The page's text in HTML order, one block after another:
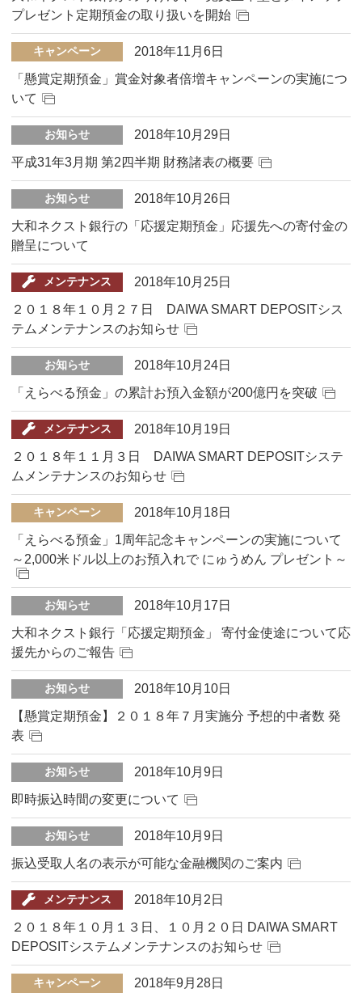
プレゼント定期預金の取り扱いを開始
キャンペーン
2018年11月6日
「懸賞定期預金」賞金対象者倍増キャンペーンの実施につ
いて
お知らせ
2018年10月29日
平成31年3月期 第2四半期 財務諸表の概要
お知らせ
2018年10月26日
大和ネクスト銀行の「応援定期預金」応援先への寄付金の
贈呈について
メンテナンス
2018年10月25日
２０１８年１０月２７日 DAIWA SMART DEPOSITシス
テムメンテナンスのお知らせ
お知らせ
2018年10月24日
「えらべる預金」の累計お預入金額が200億円を突破
メンテナンス
2018年10月19日
２０１８年１１月３日 DAIWA SMART DEPOSITシステ
ムメンテナンスのお知らせ
キャンペーン
2018年10月18日
「えらべる預金」1周年記念キャンペーンの実施について
～2,000米ドル以上のお預入れで にゅうめん プレゼント～
お知らせ
2018年10月17日
大和ネクスト銀行「応援定期預金」 寄付金使途について応
援先からのご報告
お知らせ
2018年10月10日
【懸賞定期預金】２０１８年７月実施分 予想的中者数 発
表
お知らせ
2018年10月9日
即時振込時間の変更について
お知らせ
2018年10月9日
振込受取人名の表示が可能な金融機関のご案内
メンテナンス
2018年10月2日
２０１８年１０月１３日、１０月２０日 DAIWA SMART
DEPOSITシステムメンテナンスのお知らせ
キャンペーン 2018年9月28日